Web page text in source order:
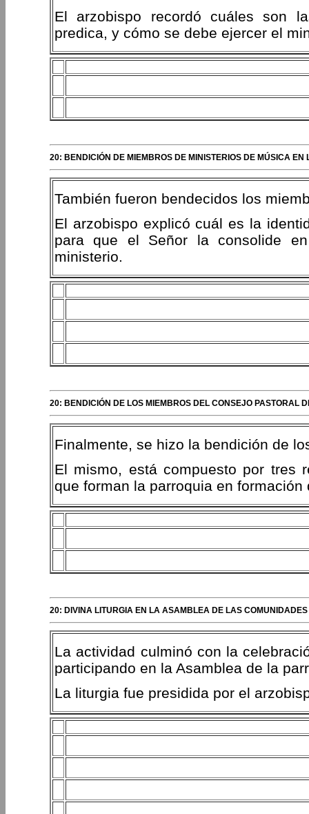
El arzobispo recordó cuáles son
predica, y cómo se debe ejercer el
20: BENDICIÓN DE MIEMBROS DE MINISTERIOS DE MÚSICA
También fueron bendecidos los
El arzobispo explicó cuál es la
para que el Señor la consolide
ministerio.
20: BENDICIÓN DE LOS MIEMBROS DEL CONSEJO PASTORAL
Finalmente, se hizo la bendición de
El mismo, está compuesto por tres
que forman la parroquia en formación
20: DIVINA LITURGIA EN LA ASAMBLEA DE LAS
La actividad culminó con la
participando en la Asamblea de la
La liturgia fue presidida por el